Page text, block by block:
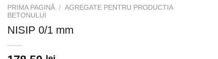
PRIMA PAGINĂ / AGREGATE PENTRU PRODUCTIA
BETONULUI
NISIP 0/1 mm